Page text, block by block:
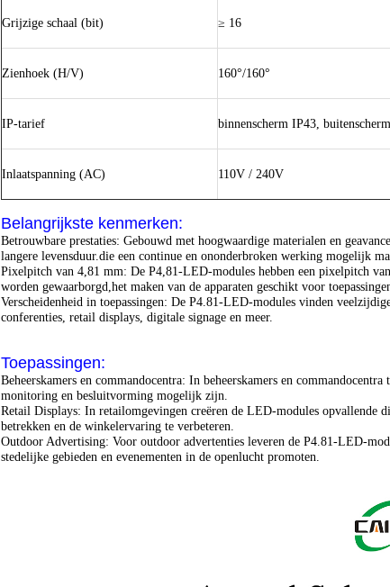
Grijzige schaal (bit) ≥ 16
Zienhoek (H/V) 160°/160°
IP-tarief binnenscherm IP43,
Inlaatspanning (AC) 110V / 240V
Belangrijkste kenmerken:
Betrouwbare prestaties: Gebouwd met hoogwaardige materialen en
langere levensduur.die een continue en ononderbroken werking mogelijk
Pixelpitch van 4,81 mm: De P4,81-LED-modules hebben een pixelpitch
worden gewaarborgd,het maken van de apparaten geschikt voor
Verscheidenheid in toepassingen: De P4.81-LED-modules vinden
conferenties, retail displays, digitale signage en meer.
Toepassingen:
Beheerskamers en commandocentra: In beheerskamers en
monitoring en besluitvorming mogelijk zijn.
Retail Displays: In retailomgevingen creëren de LED-modules opvallende
betrekken en de winkelervaring te verbeteren.
Outdoor Advertising: Voor outdoor advertenties leveren de P4.81-LED-
stedelijke gebieden en evenementen in de openlucht promoten.